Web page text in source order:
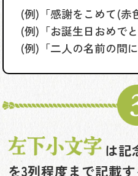
(例)「感謝をこめて(赤
(例)「お誕生日おめで
(例)「二人の名前の間
は記
を3列程度まで記載